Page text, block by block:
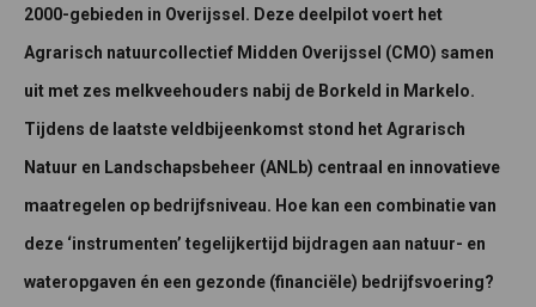
2000-gebieden in Overijssel. Deze deelpilot voert het
Agrarisch natuurcollectief Midden Overijssel (CMO) samen
uit met zes melkveehouders nabij de Borkeld in Markelo.
Tijdens de laatste veldbijeenkomst stond het Agrarisch
Natuur en Landschapsbeheer (ANLb) centraal en innovatieve
maatregelen op bedrijfsniveau. Hoe kan een combinatie van
deze ‘instrumenten’ tegelijkertijd bijdragen aan natuur- en
wateropgaven én een gezonde (financiële) bedrijfsvoering?